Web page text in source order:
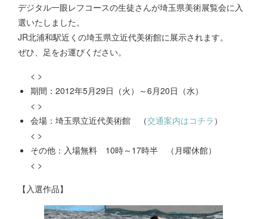
デジタル一眼レフコースの生徒さんが埼玉県美術展覧会に入
選いたしました。
JR北浦和駅近くの埼玉県立近代美術館に展示されます。
ぜひ、足をお運びください。
< >
期間：2012年5月29日（火）～6月20日（水）
< >
会場：埼玉県立近代美術館 （交通案内はコチラ ）
< >
その他：入場無料 10時～17時半 （月曜休館）
< >
【入選作品】